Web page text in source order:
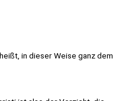
in dieser Weise ganz dem